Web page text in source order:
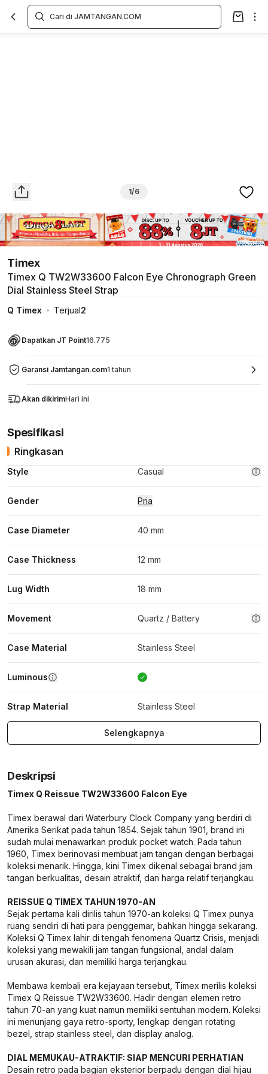
1/6
Timex
Timex Q TW2W33600 Falcon Eye Chronograph Green
Dial Stainless Steel Strap
Q Timex Terjual2
Dapatkan JT Point16.775
Garansi Jamtangan.com1 tahun
Akan dikirimHari ini
Spesifikasi
Ringkasan
Style Casual
Gender Pria
Case Diameter 40 mm
Case Thickness 12 mm
Lug Width 18 mm
Movement Quartz / Battery
Case Material Stainless Steel
Luminous
Strap Material Stainless Steel
Selengkapnya
Deskripsi
Timex Q Reissue TW2W33600 Falcon Eye
Timex berawal dari Waterbury Clock Company yang berdiri di
Amerika Serikat pada tahun 1854. Sejak tahun 1901, brand ini
sudah mulai menawarkan produk pocket watch. Pada tahun
1960, Timex berinovasi membuat jam tangan dengan berbagai
koleksi menarik. Hingga, kini Timex dikenal sebagai brand jam
tangan berkualitas, desain atraktif, dan harga relatif terjangkau.
REISSUE Q TIMEX TAHUN 1970-AN
Sejak pertama kali dirilis tahun 1970-an koleksi Q Timex punya
ruang sendiri di hati para penggemar, bahkan hingga sekarang.
Koleksi Q Timex lahir di tengah fenomena Quartz Crisis, menjadi
koleksi yang mewakili jam tangan fungsional, andal dalam
urusan akurasi, dan memiliki harga terjangkau.
Membawa kembali era kejayaan tersebut, Timex merilis koleksi
Timex Q Reissue TW2W33600. Hadir dengan elemen retro
tahun 70-an yang kuat namun memiliki sentuhan modern. Koleksi
ini menunjang gaya retro-sporty, lengkap dengan rotating
bezel, strap stainless steel, dan display analog.
DIAL MEMUKAU-ATRAKTIF: SIAP MENCURI PERHATIAN
Desain retro pada bagian eksterior berpadu dengan dial hijau